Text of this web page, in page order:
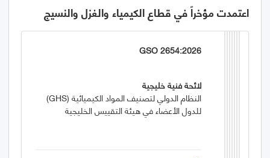
اعتمدت مؤخراً في قطاع الكيمياء والغزل والنسيج
GSO 2654:2026
لائحة فنية خليجية
النظام الدولي لتصنيف المواد الكيميائية (GHS)
للدول الأعضاء في هيئة التقييس الخليجية